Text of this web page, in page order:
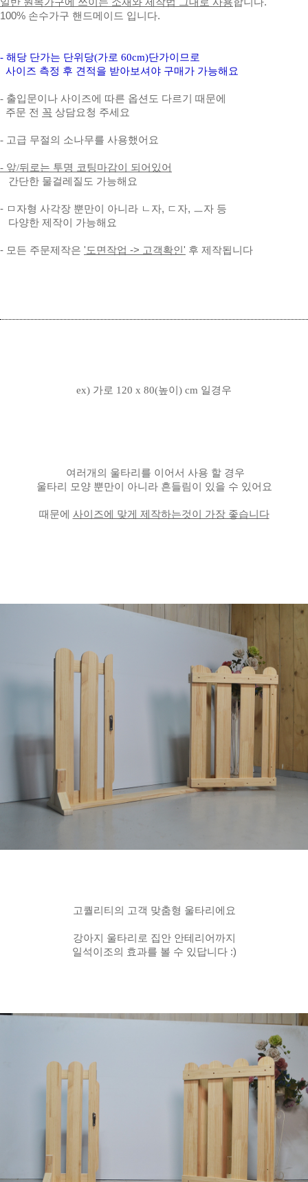
100% 손수가구 핸드메이드 입니다.
- 해당 단가는 단위당(가로 60cm)단가이므로
사이즈 측정 후 견적을 받아보셔야 구매가 가능해요
- 출입문이나 사이즈에 따른 옵션도 다르기 때문에
주문 전 꼭 상담요청 주세요
- 고급 무절의 소나무를 사용했어요
- 앞/뒤로는 투명 코팅마감이 되어있어
간단한 물걸레질도 가능해요
- ㅁ자형 사각장 뿐만이 아니라 ㄴ자, ㄷ자, ㅡ자 등
다양한 제작이 가능해요
- 모든 주문제작은 '도면작업 -> 고객확인' 후 제작됩니다
ex) 가로 120 x 80(높이) cm 일경우
여러개의 울타리를 이어서 사용 할 경우
울타리 모양 뿐만이 아니라 흔들림이 있을 수 있어요
때문에 사이즈에 맞게 제작하는것이 가장 좋습니다
고퀄리티의 고객 맞춤형 울타리에요
강아지 울타리로 집안 안테리어까지
일석이조의 효과를 볼 수 있답니다 :)